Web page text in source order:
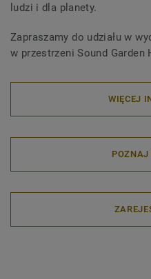
ludzi i dla planety.
Zapraszamy do udziału w
w przestrzeni Sound Garden
WIĘCEJ
POZNAJ